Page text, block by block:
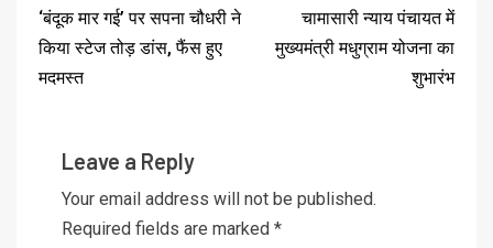
‘बंदूक मार गई’ पर सपना चौधरी ने
किया स्टेज तोड़ डांस, फैंस हुए
मदमस्त
चामासारी न्याय पंचायत में
मुख्यमंत्री मधुग्राम योजना का
शुभारंभ
Leave a Reply
Your email address will not be published.
Required fields are marked *